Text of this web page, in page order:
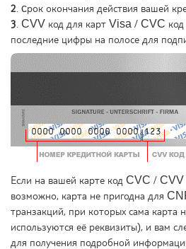
2 . cрок окончания действия вашей
3 . CVV код для карт Visa / CVC
последние цифры на полосе для
Если на вашей карте код CVC / CVV
возможно, карта не пригодна для
транзакций, при которых сама карта
используются её реквизиты), и вам
для получения подробной